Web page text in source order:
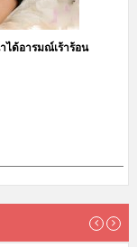
ได้อารมณ์เร้าร้อน